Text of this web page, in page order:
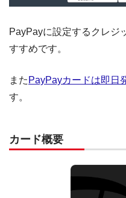
PayPayに設定するクレジ
すすめです。
また PayPayカードは即日
す。
カード概要